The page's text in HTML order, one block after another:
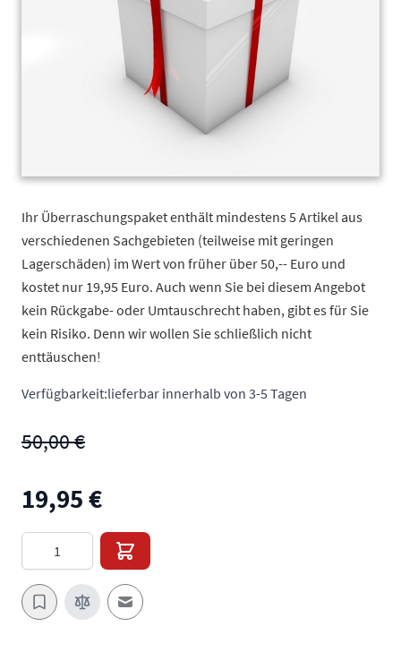
Ihr Überraschungspaket enthält mindestens 5 Artikel aus
verschiedenen Sachgebieten (teilweise mit geringen
Lagerschäden) im Wert von früher über 50,-- Euro und
kostet nur 19,95 Euro. Auch wenn Sie bei diesem Angebot
kein Rückgabe- oder Umtauschrecht haben, gibt es für Sie
kein Risiko. Denn wir wollen Sie schließlich nicht
enttäuschen!
Verfügbarkeit:lieferbar innerhalb von 3-5 Tagen
50,00 €
19,95 €
E-Mail an einen Freund